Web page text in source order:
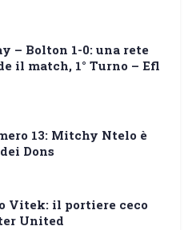
– Bolton 1-0: una rete
il match, 1° Turno – Efl
13: Mitchy Ntelo è
Dons
Vitek: il portiere ceco
United